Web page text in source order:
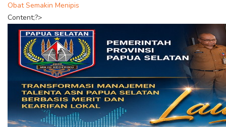
Obat Semakin Menipis
Content;?>